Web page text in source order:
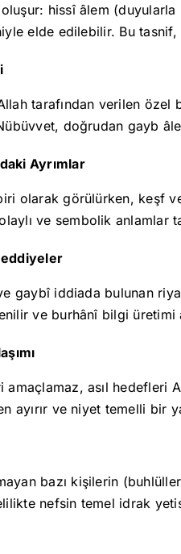
oluşur: hissî âlem
elde edilebilir. Bu tasnif,
tarafından verilen
doğrudan gayb
Ayrımlar
olarak görülürken, keşf
ve sembolik anlamlar
gaybî iddiada bulunan
ve burhânî bilgi üretimi
asıl hedefleri
ve niyet temelli bir
bazı kişilerin
nefsin temel idrak